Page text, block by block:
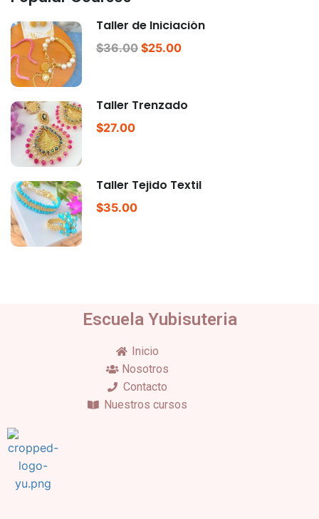
Taller de Iniciación
$36.00 $25.00
Taller Trenzado
$27.00
Taller Tejido Textil
$35.00
Escuela Yubisuteria
Inicio
Nosotros
Contacto
Nuestros cursos